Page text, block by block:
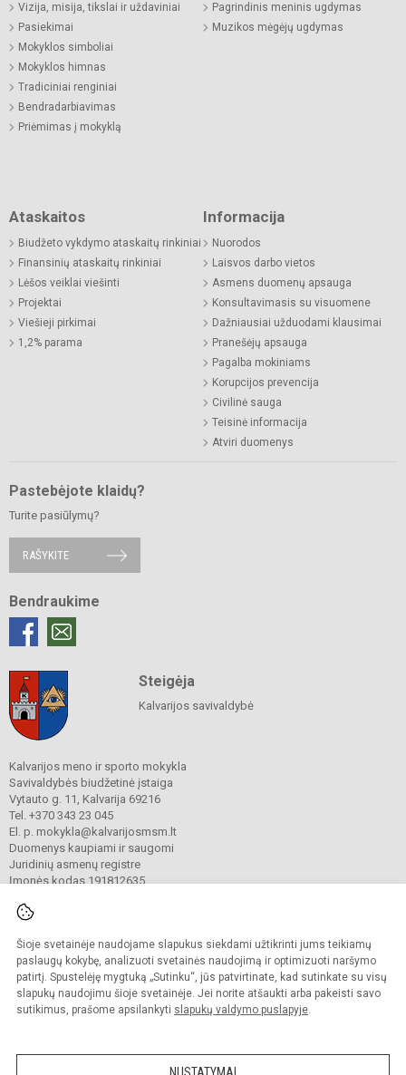
Šioje svetainėje naudojame slapukus siekdami užtikrinti jums teikiamų
paslaugų kokybę, analizuoti svetainės naudojimą ir optimizuoti naršymo
patirtį. Spustelėję mygtuką „Sutinku“, jūs patvirtinate, kad sutinkate su visų
slapukų naudojimu šioje svetainėje. Jei norite atšaukti arba pakeisti savo
sutikimus, prašome apsilankyti slapukų valdymo puslapyje.
NUSTATYMAI
Vizija, misija, tikslai ir uždaviniai
Pasiekimai
Mokyklos simboliai
Mokyklos himnas
Tradiciniai renginiai
Bendradarbiavimas
Priėmimas į mokyklą
Pagrindinis meninis ugdymas
Muzikos mėgėjų ugdymas
Ataskaitos
Biudžeto vykdymo ataskaitų rinkiniai
Finansinių ataskaitų rinkiniai
Lėšos veiklai viešinti
Projektai
Viešieji pirkimai
1,2% parama
Informacija
Nuorodos
Laisvos darbo vietos
Asmens duomenų apsauga
Konsultavimasis su visuomene
Dažniausiai užduodami klausimai
Pranešėjų apsauga
Pagalba mokiniams
Korupcijos prevencija
Civilinė sauga
Teisinė informacija
Atviri duomenys
Pastebėjote klaidų?
Turite pasiūlymų?
RAŠYKITE
Bendraukime
Steigėja
Kalvarijos savivaldybė
Kalvarijos meno ir sporto mokykla
Savivaldybės biudžetinė įstaiga
Vytauto g. 11, Kalvarija 69216
Tel. +370 343 23 045
El. p. mokykla@kalvarijosmsm.lt
Duomenys kaupiami ir saugomi
Juridinių asmenų registre
Įmonės kodas 191812635
© 2023. Kalvarijos meno ir sporto mokykla. Visos teisės saugomos.
Kopijuoti turinį be raštiško įstaigos administracijos sutikimo griežtai draudžiama.
Prieinamumo paraiška Slapukų valdymas
Sumanus būdas atnaujinti